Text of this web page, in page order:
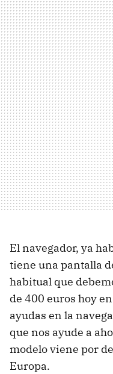
El navegador, ya
tiene una pantalla
habitual que
de 400 euros hoy
ayudas en la
que nos ayude a
modelo viene por
Europa.